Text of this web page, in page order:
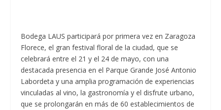
Bodega LAUS participará por primera vez en Zaragoza
Florece, el gran festival floral de la ciudad, que se
celebrará entre el 21 y el 24 de mayo, con una
destacada presencia en el Parque Grande José Antonio
Labordeta y una amplia programación de experiencias
vinculadas al vino, la gastronomía y el disfrute urbano,
que se prolongarán en más de 60 establecimientos de